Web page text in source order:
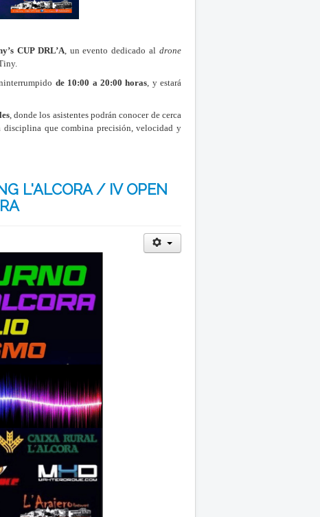
CUP DRL’A, un evento dedicado aldrone
de 10:00 a 20:00 horas , y estará
, donde los asistentes podrán conocer de cerca
disciplina que combina precisión, velocidad y
L'ALCORA / IV OPEN